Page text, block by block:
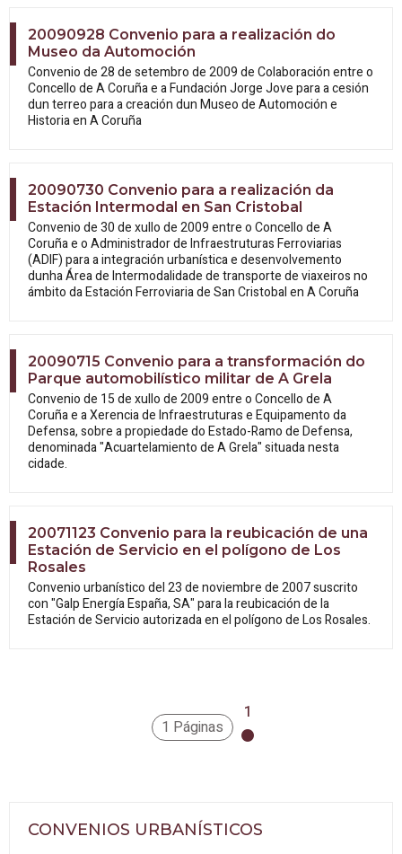
20090928 Convenio para a realización do
Museo da Automoción
Convenio de 28 de setembro de 2009 de Colaboración entre o
Concello de A Coruña e a Fundación Jorge Jove para a cesión
dun terreo para a creación dun Museo de Automoción e
Historia en A Coruña
20090730 Convenio para a realización da
Estación Intermodal en San Cristobal
Convenio de 30 de xullo de 2009 entre o Concello de A
Coruña e o Administrador de Infraestruturas Ferroviarias
(ADIF) para a integración urbanística e desenvolvemento
dunha Área de Intermodalidade de transporte de viaxeiros no
ámbito da Estación Ferroviaria de San Cristobal en A Coruña
20090715 Convenio para a transformación do
Parque automobilístico militar de A Grela
Convenio de 15 de xullo de 2009 entre o Concello de A
Coruña e a Xerencia de Infraestruturas e Equipamento da
Defensa, sobre a propiedade do Estado-Ramo de Defensa,
denominada "Acuartelamiento de A Grela" situada nesta
cidade.
20071123 Convenio para la reubicación de una
Estación de Servicio en el polígono de Los
Rosales
Convenio urbanístico del 23 de noviembre de 2007 suscrito
con "Galp Energía España, SA" para la reubicación de la
Estación de Servicio autorizada en el polígono de Los Rosales.
1 Páginas
1
CONVENIOS URBANÍSTICOS